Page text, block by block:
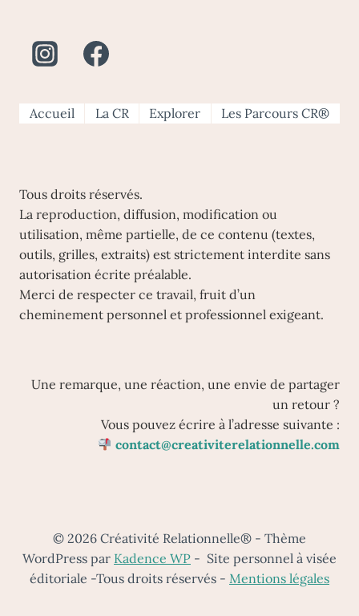
Accueil La CR Explorer Les Parcours CR®
Tous droits réservés.
La reproduction, diffusion, modification ou
utilisation, même partielle, de ce contenu (textes,
outils, grilles, extraits) est strictement interdite sans
autorisation écrite préalable.
Merci de respecter ce travail, fruit d’un
cheminement personnel et professionnel exigeant.
Une remarque, une réaction, une envie de partager
un retour ?
Vous pouvez écrire à l’adresse suivante :
contact@creativiterelationnelle.com
© 2026 Créativité Relationnelle® - Thème
WordPress par Kadence WP - Site personnel à visée
éditoriale -Tous droits réservés - Mentions légales